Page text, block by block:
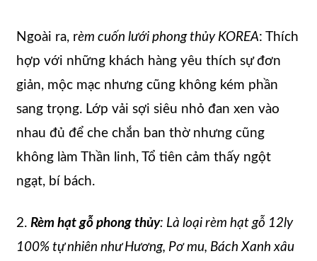
Ngoài ra, rèm cuốn lưới phong thủy KOREA: Thích
hợp với những khách hàng yêu thích sự đơn
giản, mộc mạc nhưng cũng không kém phần
sang trọng. Lớp vải sợi siêu nhỏ đan xen vào
nhau đủ để che chắn ban thờ nhưng cũng
không làm Thần linh, Tổ tiên cảm thấy ngột
ngạt, bí bách.
2. Rèm hạt gỗ phong thủy: Là loại rèm hạt gỗ 12ly
100% tự nhiên như Hương, Pơ mu, Bách Xanh xâu